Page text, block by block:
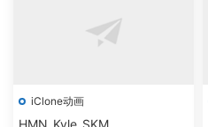
iClone动画
HMN_Kyle_SKM